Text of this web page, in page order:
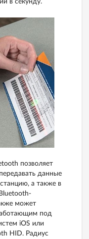
в секунду.
позволяет
передавать данные
а также в
может
под
iOS или
HID. Радиус